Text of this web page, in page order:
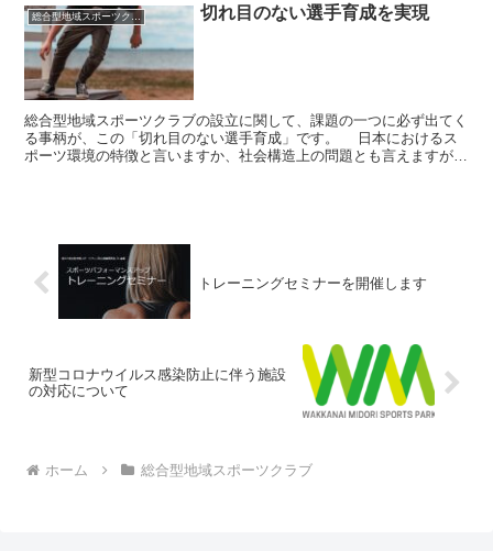
総合型地域スポーツクラブ 切れ目のない選手育成を実現
総合型地域スポーツクラブの設立に関して、課題の一つに必ず出てく
る事柄が、この「切れ目のない選手育成」です。 日本におけるス
ポーツ環境の特徴と言いますか、社会構造上の問題とも言えますが、
トレーニングセミナーを開催します
新型コロナウイルス感染防止に伴う施設
の対応について
ホーム 総合型地域スポーツクラブ